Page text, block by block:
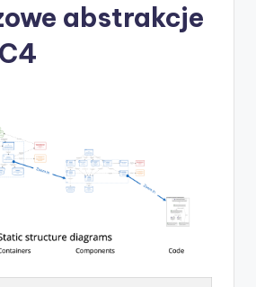
abstrakcje